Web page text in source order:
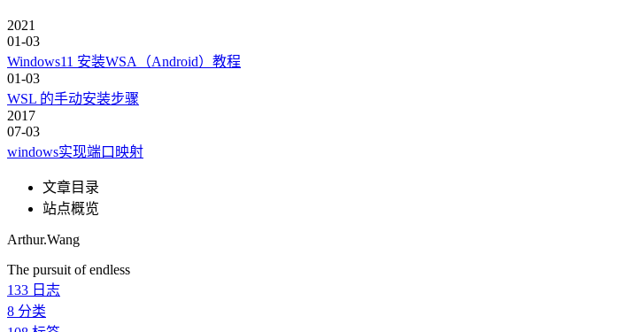
2021
01-03
Windows11 安装WSA（Android）教程
01-03
WSL 的手动安装步骤
2017
07-03
windows实现端口映射
文章目录
站点概览
Arthur.Wang
The pursuit of endless
133 日志
8 分类